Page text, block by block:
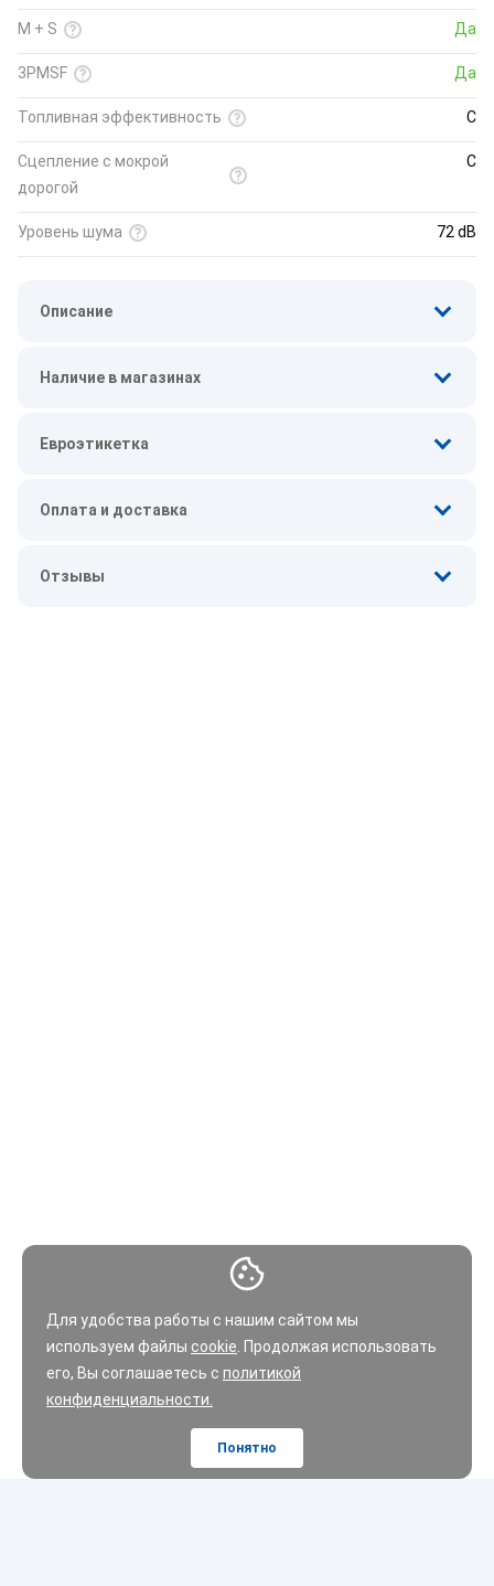
Для удобства работы с нашим сайтом мы
используем файлы cookie . Продолжая использовать
его, Вы соглашаетесь с политикой
конфиденциальности.
Понятно
M + S Да
3PMSF Да
Топливная эффективность C
Cцепление с мокрой
дорогой
C
Уровень шума 72 dB
Описание
Наличие в магазинах
Евроэтикетка
Оплата и доставка
Отзывы